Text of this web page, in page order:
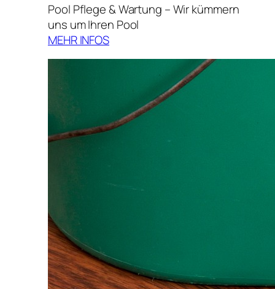
Pool Pflege & Wartung – Wir kümmern
uns um Ihren Pool
MEHR INFOS